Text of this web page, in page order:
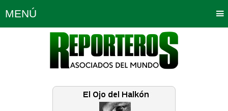
MENÚ
Política Opinión Bogotá
Planeta Tierra Deportes
Educación Neira